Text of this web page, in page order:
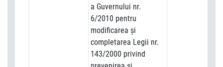
a Guvernului nr.
6/2010 pentru
modificarea şi
completarea Legii nr.
143/2000 privind